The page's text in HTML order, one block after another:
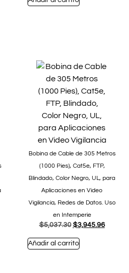
Bobina de Cable de 305 Metros
(1000 Pies), Cat5e, FTP,
Blindado, Color Negro, UL, para
Aplicaciones en Video
Vigilancia, Redes de Datos. Uso
en Intemperie
$5,037.30 $3,945.96
Añadir al carrito